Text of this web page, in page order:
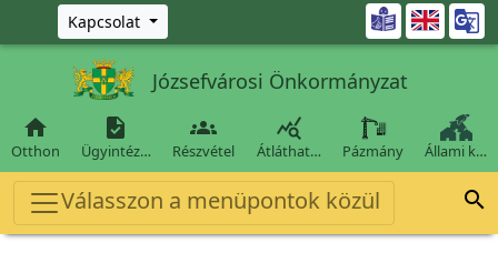
Ugrás a fő tartalomra
Kapcsolat 
Józsefvárosi Önkormányzat

Otthon

Ügyintéz…

Részvétel

Átláthat… Pázmány Állami k…
Válasszon a menüpontok közül 